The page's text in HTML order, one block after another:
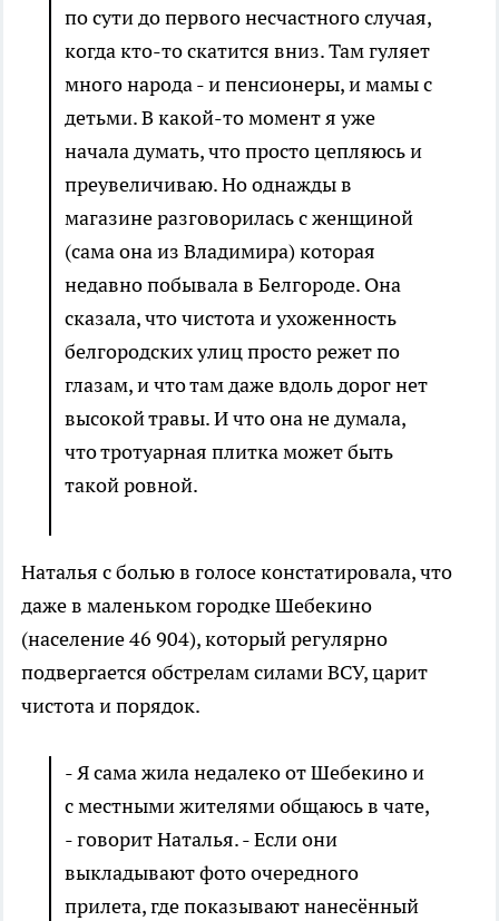
по сути до первого несчастного случая,
когда кто-то скатится вниз. Там гуляет
много народа - и пенсионеры, и мамы с
детьми. В какой-то момент я уже
начала думать, что просто цепляюсь и
преувеличиваю. Но однажды в
магазине разговорилась с женщиной
(сама она из Владимира) которая
недавно побывала в Белгороде. Она
сказала, что чистота и ухоженность
белгородских улиц просто режет по
глазам, и что там даже вдоль дорог нет
высокой травы. И что она не думала,
что тротуарная плитка может быть
такой ровной.
Наталья с болью в голосе констатировала, что
даже в маленьком городке Шебекино
(население 46 904), который регулярно
подвергается обстрелам силами ВСУ, царит
чистота и порядок.
- Я сама жила недалеко от Шебекино и
с местными жителями общаюсь в чате,
- говорит Наталья. - Если они
выкладывают фото очередного
прилета, где показывают нанесённый